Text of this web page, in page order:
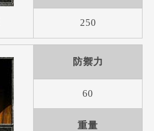
250
防禦力
60
重量